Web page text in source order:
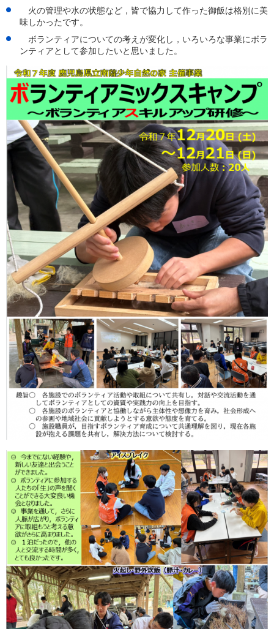
火の管理や水の状態など，皆で協力して作った御飯は格別に美
味しかったです。
ボランティアについての考えが変化し，いろいろな事業にボラ
ンティアとして参加したいと思いました。